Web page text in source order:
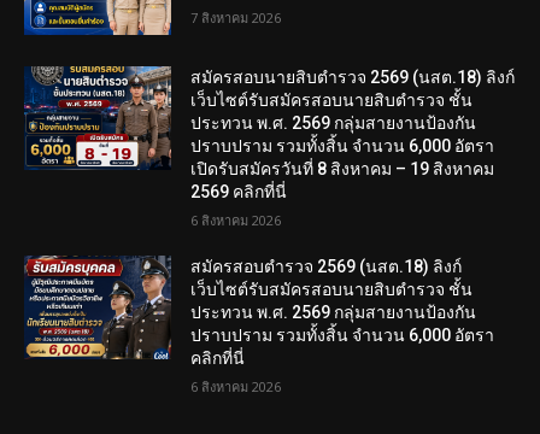
7 สิงหาคม 2026
สมัครสอบนายสิบตำรวจ 2569 (นสต.18) ลิงก์
เว็บไซต์รับสมัครสอบนายสิบตำรวจ ชั้น
ประทวน พ.ศ. 2569 กลุ่มสายงานป้องกัน
ปราบปราม รวมทั้งสิ้น จำนวน 6,000 อัตรา
เปิดรับสมัครวันที่ 8 สิงหาคม – 19 สิงหาคม
2569 คลิกที่นี่
6 สิงหาคม 2026
สมัครสอบตํารวจ 2569 (นสต.18) ลิงก์
เว็บไซต์รับสมัครสอบนายสิบตำรวจ ชั้น
ประทวน พ.ศ. 2569 กลุ่มสายงานป้องกัน
ปราบปราม รวมทั้งสิ้น จำนวน 6,000 อัตรา
คลิกที่นี่
6 สิงหาคม 2026